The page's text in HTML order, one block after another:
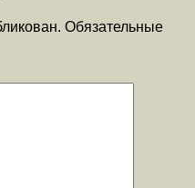
Обязательные